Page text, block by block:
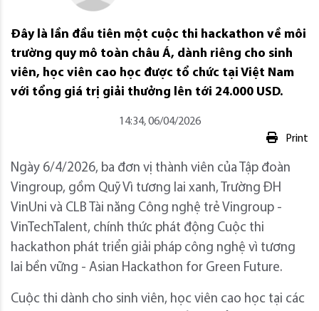
Đây là lần đầu tiên một cuộc thi hackathon về môi
trường quy mô toàn châu Á, dành riêng cho sinh
viên, học viên cao học được tổ chức tại Việt Nam
với tổng giá trị giải thưởng lên tới 24.000 USD.
14:34, 06/04/2026
Print
Ngày 6/4/2026, ba đơn vị thành viên của Tập đoàn
Vingroup, gồm Quỹ Vì tương lai xanh, Trường ĐH
VinUni và CLB Tài năng Công nghệ trẻ Vingroup -
VinTechTalent, chính thức phát động Cuộc thi
hackathon phát triển giải pháp công nghệ vì tương
lai bền vững - Asian Hackathon for Green Future.
Cuộc thi dành cho sinh viên, học viên cao học tại các